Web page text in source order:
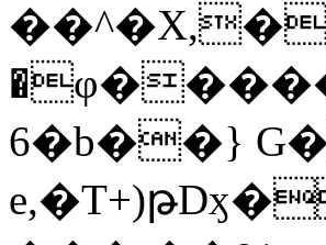
6�b��}